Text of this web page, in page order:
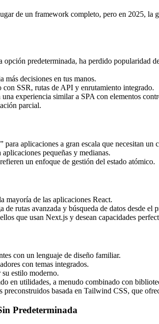
de un framework completo, pero en 2025,
opción predeterminada, ha perdido
más decisiones en tus manos.
SSR, rutas de API y enrutamiento integrado.
experiencia similar a SPA con elementos
parcial.
para aplicaciones a gran escala que necesitan
pequeñas y medianas.
un enfoque de gestión del estado atómico.
de las aplicaciones React.
de rutas avanzada y búsqueda de datos desde el
que usan Next.js y desean capacidades
con un lenguaje de diseño familiar.
con temas integrados.
estilo moderno.
en utilidades, a menudo combinado con
basada en Tailwind CSS, que
Predeterminada